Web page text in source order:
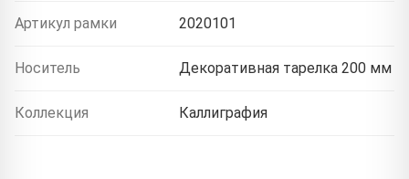
Артикул рамки 2020101
Носитель Декоративная тарелка 200 мм
Коллекция Каллиграфия